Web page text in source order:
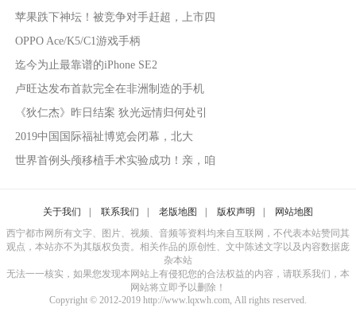
苹果跌下神坛！被竞争对手赶超，上市四
OPPO Ace/K5/C1游戏手柄
迄今为止最靠谱的iPhone SE2
卢旺达发布首款完全在非洲制造的手机
《狄仁杰》昨日结案 狄光远情归何处引
2019中国国际福祉博览会闭幕，北大
世界首例头颅移植手术实验成功！亲，咱
关于我们 联系我们 老版地图 版权声明
网站地图
西宁都市网所有文字、图片、视频、音频等资料均来自互联网，不代表本站赞同其
观点，本站亦不为其版权负责。相关作品的原创性、文中陈述文字以及内容数据庞
杂本站
无法一一核实，如果您发现本网站上有侵犯您的合法权益的内容，请联系我们，本
网站将立即予以删除！
Copyright © 2012-2019 http://www.lqxwh.com, All rights reserved.